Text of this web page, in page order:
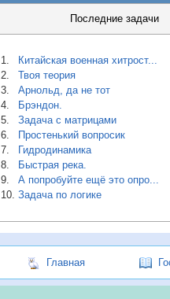
Последние задачи
1. Китайская военная хитрост...
2.
Твоя теория
3.
Арнольд, да не тот
4.
Брэндон.
5.
Задача с матрицами
6.
Простенький вопросик
7.
Гидродинамика
8.
Быстрая река.
9.
А попробуйте ещё это опро...
10. Задача по логике
Главная